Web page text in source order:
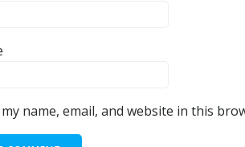
my name, email, and website in this